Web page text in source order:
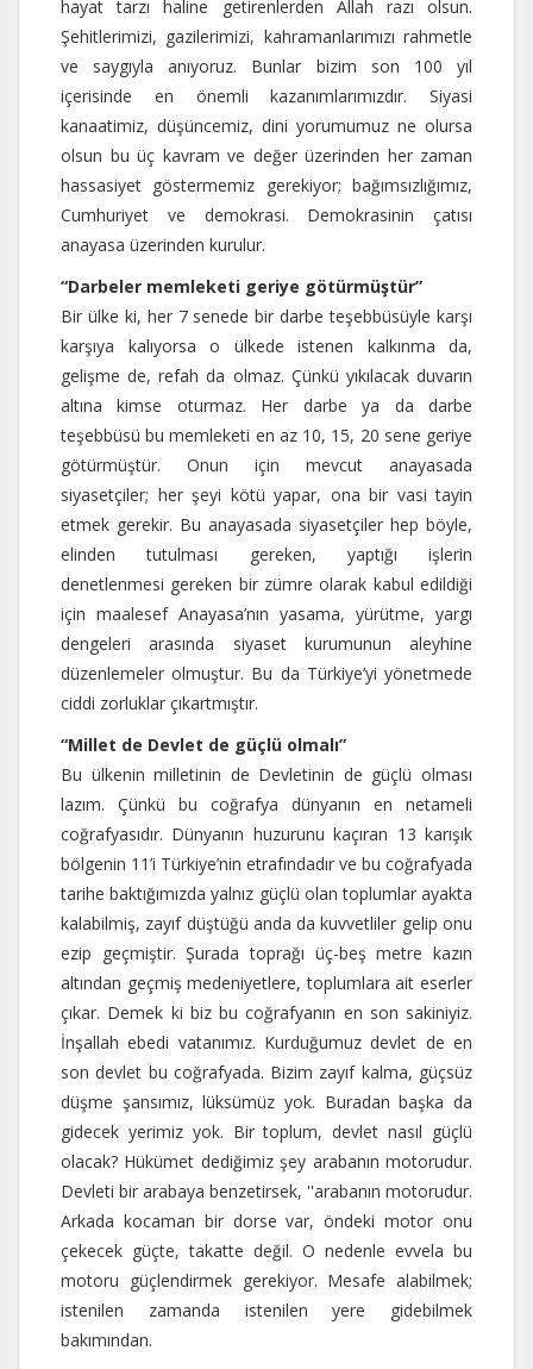
hayat tarzı haline getirenlerden Allah razı olsun.
Şehitlerimizi, gazilerimizi, kahramanlarımızı rahmetle
ve saygıyla anıyoruz. Bunlar bizim son 100 yıl
içerisinde en önemli kazanımlarımızdır. Siyasi
kanaatimiz, düşüncemiz, dini yorumumuz ne olursa
olsun bu üç kavram ve değer üzerinden her zaman
hassasiyet göstermemiz gerekiyor; bağımsızlığımız,
Cumhuriyet ve demokrasi. Demokrasinin çatısı
anayasa üzerinden kurulur.
“Darbeler memleketi geriye götürmüştür”
Bir ülke ki, her 7 senede bir darbe teşebbüsüyle karşı
karşıya kalıyorsa o ülkede istenen kalkınma da,
gelişme de, refah da olmaz. Çünkü yıkılacak duvarın
altına kimse oturmaz. Her darbe ya da darbe
teşebbüsü bu memleketi en az 10, 15, 20 sene geriye
götürmüştür. Onun için mevcut anayasada
siyasetçiler; her şeyi kötü yapar, ona bir vasi tayin
etmek gerekir. Bu anayasada siyasetçiler hep böyle,
elinden tutulması gereken, yaptığı işlerin
denetlenmesi gereken bir zümre olarak kabul edildiği
için maalesef Anayasa’nın yasama, yürütme, yargı
dengeleri arasında siyaset kurumunun aleyhine
düzenlemeler olmuştur. Bu da Türkiye’yi yönetmede
ciddi zorluklar çıkartmıştır.
“Millet de Devlet de güçlü olmalı”
Bu ülkenin milletinin de Devletinin de güçlü olması
lazım. Çünkü bu coğrafya dünyanın en netameli
coğrafyasıdır. Dünyanın huzurunu kaçıran 13 karışık
bölgenin 11’i Türkiye’nin etrafındadır ve bu coğrafyada
tarihe baktığımızda yalnız güçlü olan toplumlar ayakta
kalabilmiş, zayıf düştüğü anda da kuvvetliler gelip onu
ezip geçmiştir. Şurada toprağı üç-beş metre kazın
altından geçmiş medeniyetlere, toplumlara ait eserler
çıkar. Demek ki biz bu coğrafyanın en son sakiniyiz.
İnşallah ebedi vatanımız. Kurduğumuz devlet de en
son devlet bu coğrafyada. Bizim zayıf kalma, güçsüz
düşme şansımız, lüksümüz yok. Buradan başka da
gidecek yerimiz yok. Bir toplum, devlet nasıl güçlü
olacak? Hükümet dediğimiz şey arabanın motorudur.
Devleti bir arabaya benzetirsek, ''arabanın motorudur.
Arkada kocaman bir dorse var, öndeki motor onu
çekecek güçte, takatte değil. O nedenle evvela bu
motoru güçlendirmek gerekiyor. Mesafe alabilmek;
istenilen zamanda istenilen yere gidebilmek
bakımından.